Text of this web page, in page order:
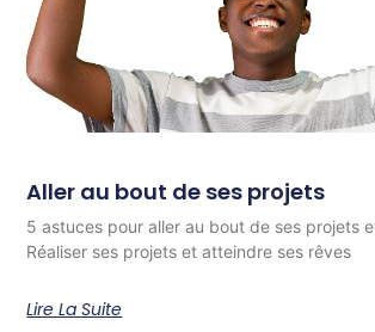
Aller au bout de ses projets
5 astuces pour aller au bout de ses projets
Réaliser ses projets et atteindre ses rêves
Lire La Suite